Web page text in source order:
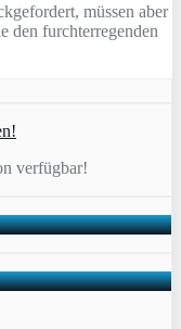
müssen aber
den furchterregenden
verfügbar!